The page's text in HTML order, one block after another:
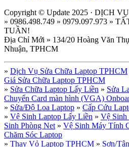
Copyright © Update 2025 · DỊCH
» 0986.498.749 » 0979.097.973 »
TUẦN!
Địa Chỉ Mới » 134/20 Hoàng Văn
Nhuận, TPHCM
» Dịch Vụ Sửa Chữa Laptop TPHCM
Giá Sửa Chữa Laptop TPHCM
» Sửa Chữa Laptop Lấy Liền » Sửa
Chuyển Card màn hình (VGA)
» Sửa/Độ Loa Laptop » Cấp Cứu
» Vệ Sinh Laptop Lấy Liền » Vệ Sinh
Sinh Phòng Net » Vệ Sinh Máy Tính
Chăm Sóc Laptop
» Thay Vỏ Laptop TPHCM » Sơn/